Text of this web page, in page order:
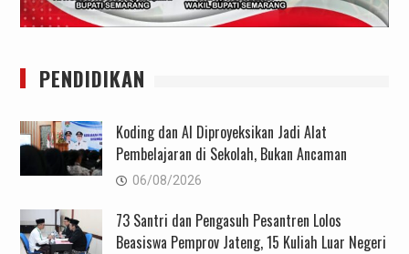
PENDIDIKAN
Koding dan AI Diproyeksikan Jadi Alat
Pembelajaran di Sekolah, Bukan Ancaman
06/08/2026
73 Santri dan Pengasuh Pesantren Lolos
Beasiswa Pemprov Jateng, 15 Kuliah Luar Negeri